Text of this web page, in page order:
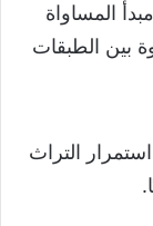
المساواة
بين الطبقات
التراث